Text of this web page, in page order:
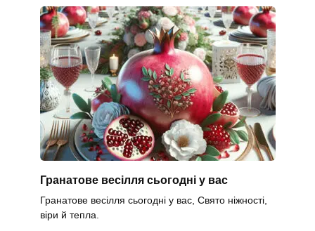
Гранатове весілля сьогодні у вас
Гранатове весілля сьогодні у вас, Свято ніжності,
віри й тепла.